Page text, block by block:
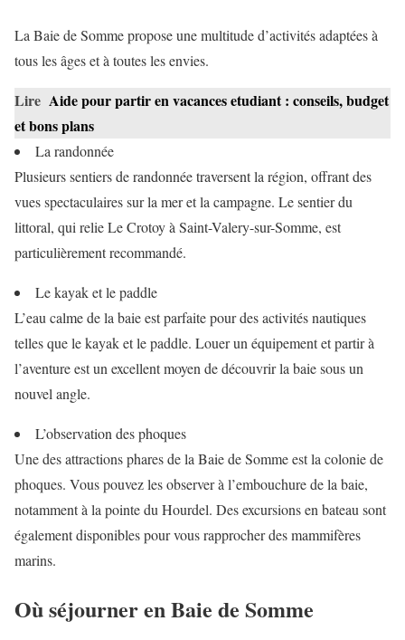
La Baie de Somme propose une multitude d’activités adaptées à
tous les âges et à toutes les envies.
Lire Aide pour partir en vacances etudiant : conseils, budget
et bons plans
La randonnée
Plusieurs sentiers de randonnée traversent la région, offrant des
vues spectaculaires sur la mer et la campagne. Le sentier du
littoral, qui relie Le Crotoy à Saint-Valery-sur-Somme, est
particulièrement recommandé.
Le kayak et le paddle
L’eau calme de la baie est parfaite pour des activités nautiques
telles que le kayak et le paddle. Louer un équipement et partir à
l’aventure est un excellent moyen de découvrir la baie sous un
nouvel angle.
L’observation des phoques
Une des attractions phares de la Baie de Somme est la colonie de
phoques. Vous pouvez les observer à l’embouchure de la baie,
notamment à la pointe du Hourdel. Des excursions en bateau sont
également disponibles pour vous rapprocher des mammifères
marins.
Où séjourner en Baie de Somme